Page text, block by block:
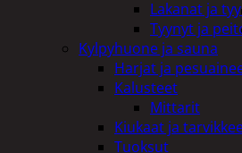
Lakanat ja
Tyynyt ja
Kylpyhuone ja sauna
Harjat ja
Kalusteet
Mittarit
Kiukaat ja
Tuoksut